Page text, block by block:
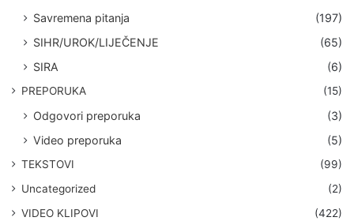
Savremena pitanja
(197)
SIHR/UROK/LIJEČENJE
(65)
SIRA
(6)
PREPORUKA (15)
Odgovori preporuka
(3)
Video preporuka
(5)
TEKSTOVI
(99)
Uncategorized
(2)
VIDEO KLIPOVI
(422)